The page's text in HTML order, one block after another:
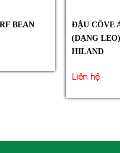
BEAN
ĐẬU CÔVE
(DẠNG
HILAND
Liên hệ